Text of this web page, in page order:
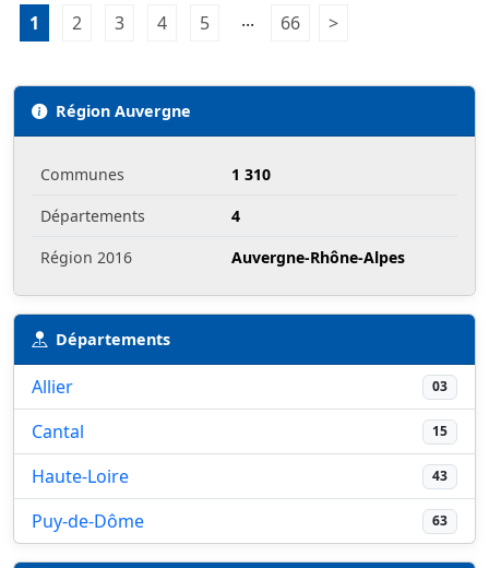
Pagination:
1 Page 1
2 Page 2
3 Page 3
4 Page 4
5 Page 5
... 66 Page 66
>
Région Auvergne
Communes
1 310
Départements
4
Région 2016
Auvergne-Rhône-Alpes
Départements
Allier 03
Cantal 15
Haute-Loire 43
Puy-de-Dôme 63